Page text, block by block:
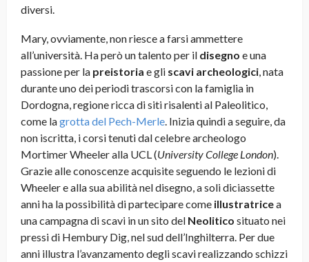
diversi.
Mary, ovviamente, non riesce a farsi ammettere
all’università. Ha però un talento per il disegno e una
passione per la preistoria e gli scavi archeologici , nata
durante uno dei periodi trascorsi con la famiglia in
Dordogna, regione ricca di siti risalenti al Paleolitico,
come lagrotta del Pech-Merle . Inizia quindi a seguire, da
non iscritta, i corsi tenuti dal celebre archeologo
Mortimer Wheeler alla UCL (University College London).
Grazie alle conoscenze acquisite seguendo le lezioni di
Wheeler e alla sua abilità nel disegno, a soli diciassette
anni ha la possibilità di partecipare come illustratricea
una campagna di scavi in un sito del Neolitico situato nei
pressi di Hembury Dig, nel sud dell’Inghilterra. Per due
anni illustra l’avanzamento degli scavi realizzando schizzi